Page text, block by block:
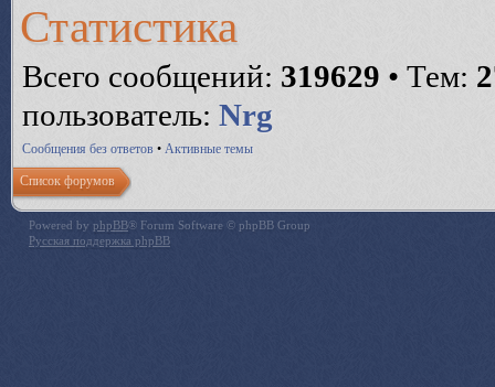
Статистика
Всего сообщений: 319629 • Тем:
пользователь: Nrg
Сообщения без ответов • Активные темы
Список форумов
Powered by phpBB® Forum Software © phpBB Group
Русская поддержка phpBB